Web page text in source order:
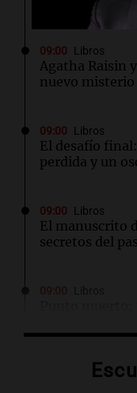
09:00 Libros
Agatha Raisin
nuevo misterio
09:00 Libros
El desafío
perdida y un
09:00 Libros
El manuscrito
secretos del
Libros